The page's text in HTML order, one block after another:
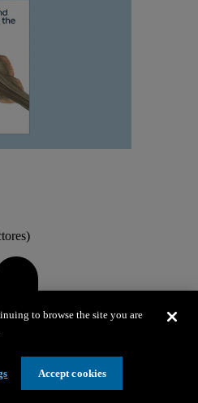
to browse the site you are
Accept cookies